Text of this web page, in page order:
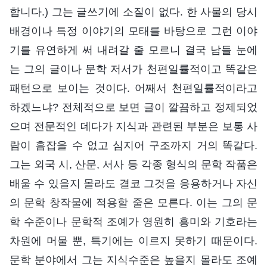
합니다.) 그는 글쓰기에 소질이 없다. 한 사물의 당시
배경이나 특정 이야기의 모태를 바탕으로 그런 이야
기를 유연하게 써 내려갈 줄 모르니 결국 남들 눈에
는 그의 글이나 문학 저서가 천편일률적이고 똑같은
패턴으로 보이는 것이다. 어째서 천편일률적이라고
하겠느냐? 전체적으로 보면 글이 깔끔하고 정제되었
으며 전문적인 데다가 지식과 관련된 부분은 보통 사
람이 흠잡을 수 없고 심지어 구조까지 거의 똑같다.
그는 외국 시, 산문, 서사 등 각종 형식의 문학 작품은
배울 수 있을지 몰라도 결코 그것을 응용하거나 자신
의 문학 창작물에 적용할 줄은 모른다. 이는 그의 문
학 수준이나 문학적 조예가 영원히 흥미와 기호라는
차원에 머물 뿐, 특기에는 이르지 못하기 때문이다.
문학 분야에서 그는 지식수준은 높을지 몰라도 조예